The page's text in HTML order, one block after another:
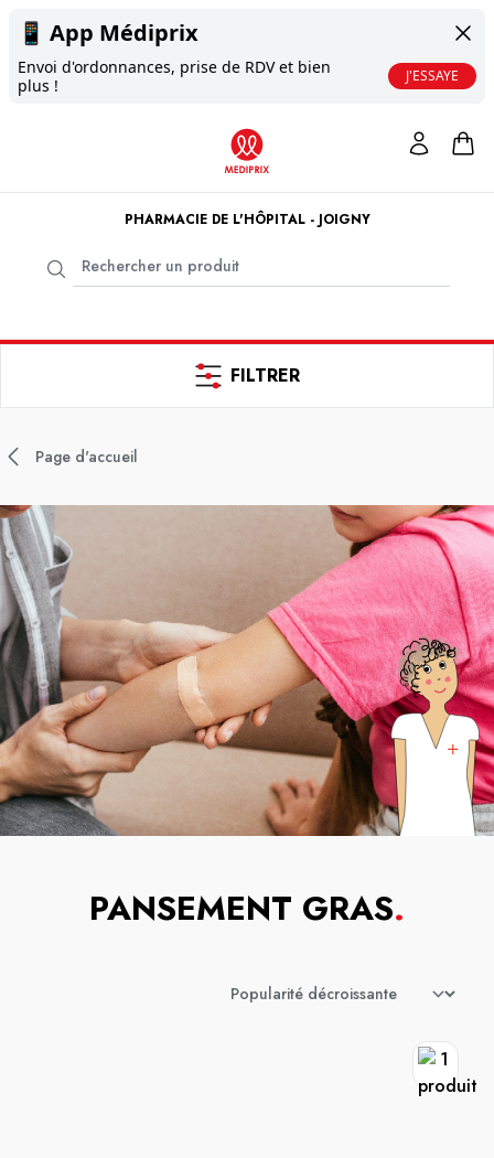
📱 App Médiprix
Envoi d'ordonnances, prise de RDV et bien
plus !
J'ESSAYE
PHARMACIE DE L'HÔPITAL - JOIGNY
FILTRER
Page d'accueil
PANSEMENT GRAS.